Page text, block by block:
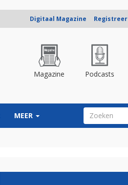
Digitaal Magazine Registreer
Magazine Podcasts
MEER ZOEKVELD